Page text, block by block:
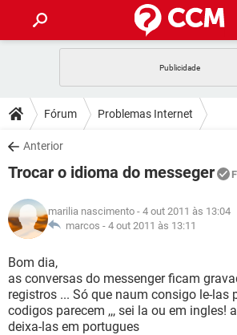
CELULAR FACEBOOK
OUTLOOK
INSTAGRAM GMAIL
GUIA DE COMPRAS
DICAS
JOGOS WHATSAPP
INSTAGRAM GMAIL
GUIA DE COMPRAS
DOWNLOADS
JOGOS
CELULAR
OUTLOOK EXCEL
INSTAGRAM
GUIA DE COMPRAS
JOGOS WHATSAPP
CELULAR
OUTLOOK
INSTAGRAM GMAIL
GUIA DE COMPRAS
GLOSSÁRIO
JOGOS
CELULAR
OUTLOOK EXCEL
Fórum Problemas Internet
Anterior
Trocar o idioma do messeger
marilia nascimento - 4 out 2011 às 13:04
marcos - 4 out 2011 às 13:11
Bom dia,
as conversas do messenger ficam
registros ... Só que naum consigo le-las
codigos parecem ,,, sei la ou em ingles!
deixa-las em portugues